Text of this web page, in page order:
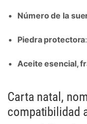
Número de la
Piedra protectora:
Aceite esencial,
Carta natal,
compatibilidad